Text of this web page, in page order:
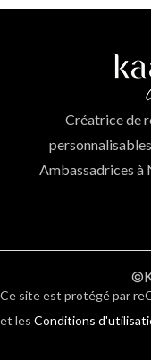
Créatrice de
Ambassadrices à
Ce site est protégé par
et les Conditions